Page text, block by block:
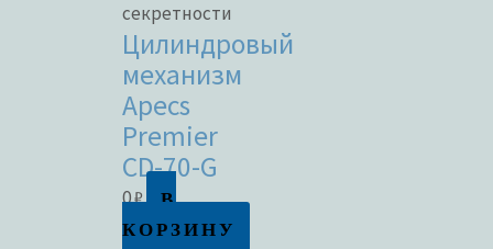
секретности
Цилиндровый
механизм
Apecs
Premier
CD-70-G
0₽
В
КОРЗИНУ